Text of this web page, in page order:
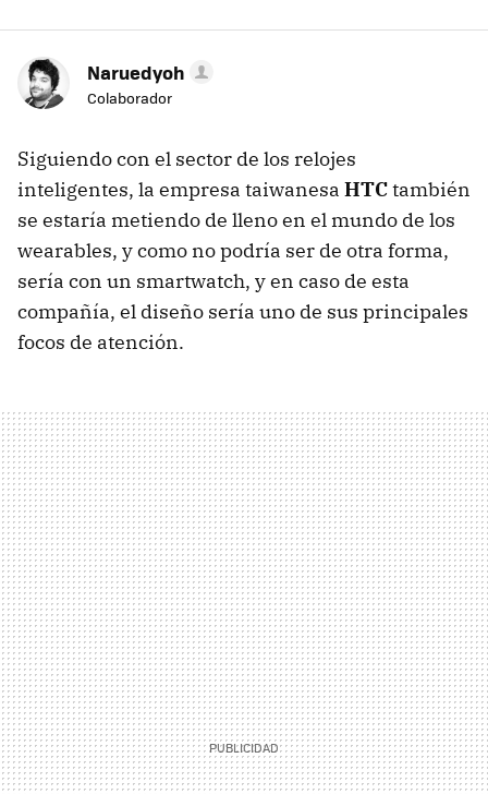
Naruedyoh
Colaborador
Siguiendo con el sector de los relojes
inteligentes, la empresa taiwanesa HTCtambién
se estaría metiendo de lleno en el mundo de los
wearables, y como no podría ser de otra forma,
sería con un smartwatch, y en caso de esta
compañía, el diseño sería uno de sus principales
focos de atención.